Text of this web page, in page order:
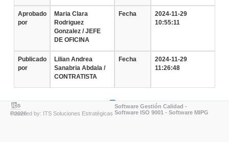
Aprobado
por
Maria Clara
Rodriguez
Gonzalez / JEFE
DE OFICINA
Fecha
2024-11-29
10:55:11
Publicado
por
Lilian Andrea
Sanabria Abdala /
CONTRATISTA
Fecha
2024-11-29
11:26:48
Powered by: ITS Soluciones Estratégicas ©2026
Software Gestión Calidad -
Software ISO 9001 - Software MIPG